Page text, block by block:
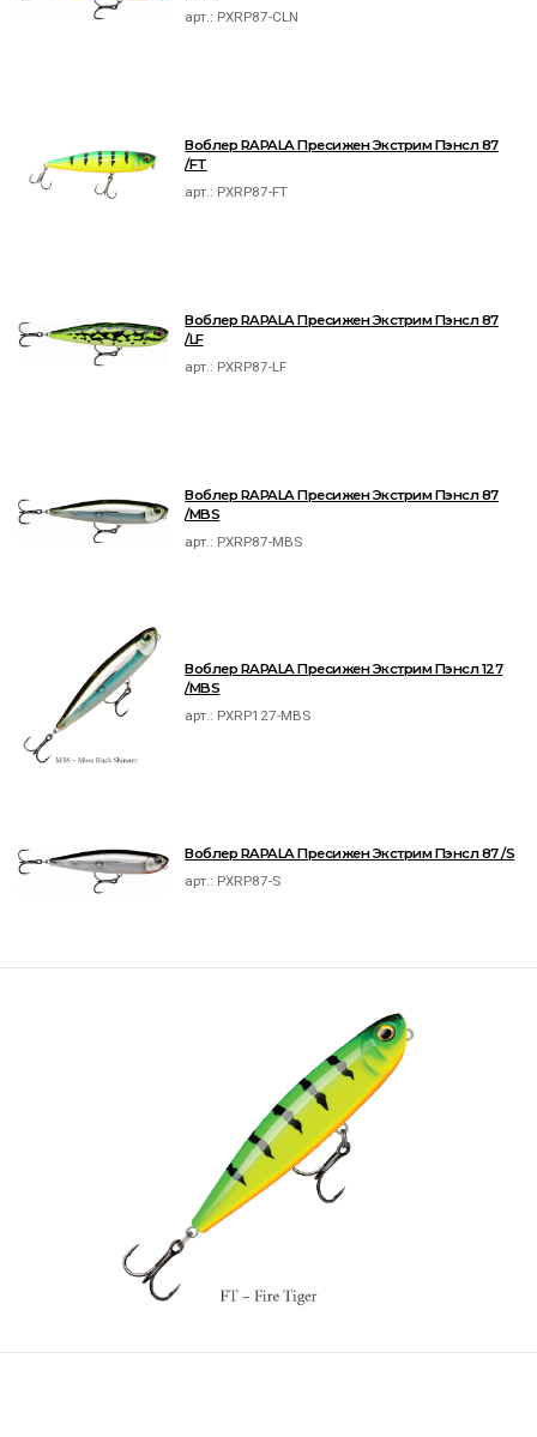
арт.: PXRP87-CLN
Воблер RAPALA Пресижен Экстрим Пэнсл 87
/FT
арт.: PXRP87-FT
Воблер RAPALA Пресижен Экстрим Пэнсл 87
/LF
арт.: PXRP87-LF
Воблер RAPALA Пресижен Экстрим Пэнсл 87
/MBS
арт.: PXRP87-MBS
Воблер RAPALA Пресижен Экстрим Пэнсл 127
/MBS
арт.: PXRP127-MBS
Воблер RAPALA Пресижен Экстрим Пэнсл 87 /S
арт.: PXRP87-S